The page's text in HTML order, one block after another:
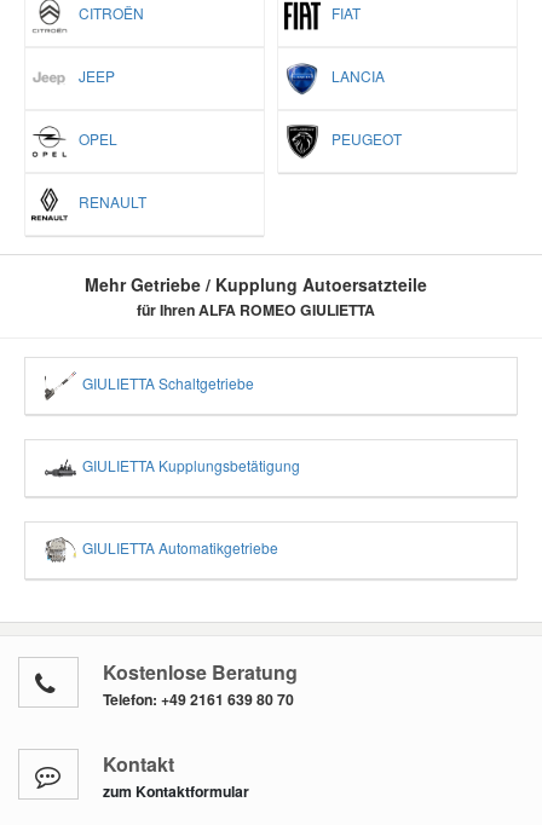
CITROËN FIAT
JEEP LANCIA
OPEL PEUGEOT
RENAULT
Mehr Getriebe / Kupplung Autoersatzteile
für Ihren ALFA ROMEO GIULIETTA
GIULIETTA Schaltgetriebe
GIULIETTA Kupplungsbetätigung
GIULIETTA Automatikgetriebe
Kostenlose Beratung
Telefon: +49 2161 639 80 70
Kontakt
zum Kontaktformular